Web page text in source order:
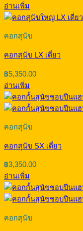
อ่านเพิ่ม
คอกสุนัข
คอกสุนัข LX เดี่ยว
฿5,350.00
อ่านเพิ่ม
คอกสุนัข
คอกสุนัข SX เดี่ยว
฿3,350.00
อ่านเพิ่ม
คอกสุนัข